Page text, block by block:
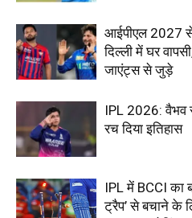
आईपीएल 2027
दिल्ली में घर
जाएंट्स से जुड़े
IPL 2026: वैभव
रच दिया इतिहास
IPL में BCCI का
ट्रैप’ से बचाने के